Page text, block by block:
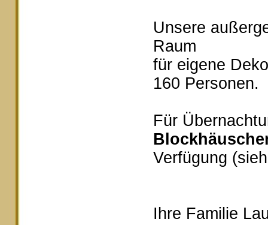
Unsere
Raum
für eigene
160 Personen.
Für
Verfügung
Ihre Familie